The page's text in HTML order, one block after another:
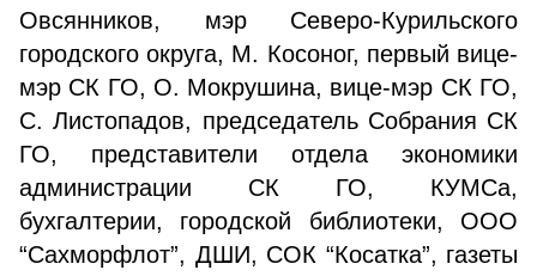
Овсянников, мэр Северо-Курильского
городского округа, М. Косоног, первый вице-
мэр СК ГО, О. Мокрушина, вице-мэр СК ГО,
С. Листопадов, председатель Собрания СК
ГО, представители отдела экономики
администрации СК ГО, КУМСа,
бухгалтерии, городской библиотеки, ООО
“Сахморфлот”, ДШИ, СОК “Косатка”, газеты